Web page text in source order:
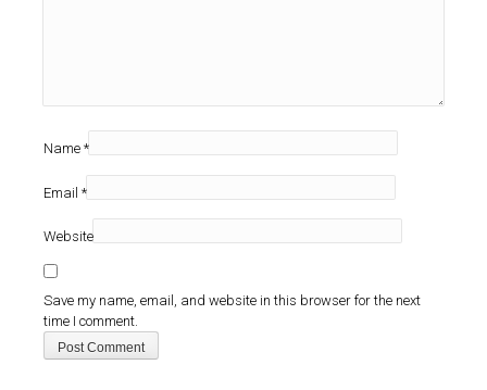
Name *
Email *
Website
Save my name, email, and website in this browser for the next
time I comment.